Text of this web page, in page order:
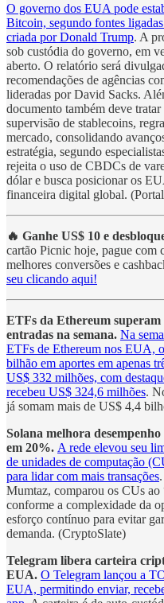
O governo dos EUA pode
Bitcoin, segundo fontes
criada por Donald Trump. A
sob custódia do governo, em
aberto. O relatório será
recomendações de agências
lideradas por David Sacks.
documento também deve
supervisão de stablecoins,
mercado, consolidando
estratégia, segundo
rejeita o uso de CBDCs de
dólar e busca posicionar os
financeira digital global.
🔥 Ganhe US$ 10 e
cartão Picnic hoje, pague com
melhores conversões e
seu clicando aqui!
ETFs da Ethereum superam
entradas na semana. Na
ETFs de Ethereum nos EUA,
bilhão em aportes em apenas
US$ 332 milhões, com
recebeu US$ 324,6 milhões.
já somam mais de US$ 4,4
Solana melhora
em 20%. A rede elevou seu
de unidades de computação
para lidar com mais transações
Mumtaz, comparou os CUs
conforme a complexidade da
esforço contínuo para evitar
demanda. (CryptoSlate)
Telegram libera carteira
EUA. O Telegram lançou a
EUA, permitindo enviar,